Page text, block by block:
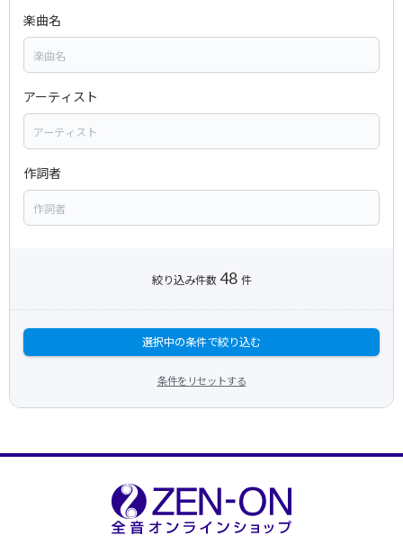
楽曲名
アーティスト
作詞者
絞り込み件数 48 件
選択中の条件で絞り込む
条件をリセットする